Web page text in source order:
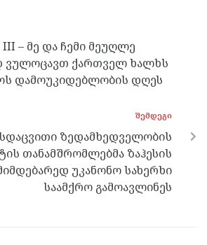
m p
p
– მე და ჩემი მეუღლე
ქართველ ხალხს
დამოუკიდებლობის დღეს
ᲨᲔᲛᲓᲔᲒᲘ
ზედამხედველობის
თანამშრომლებმა ზაჰესის
უკანონო სახერხი
საამქრო გამოავლინეს